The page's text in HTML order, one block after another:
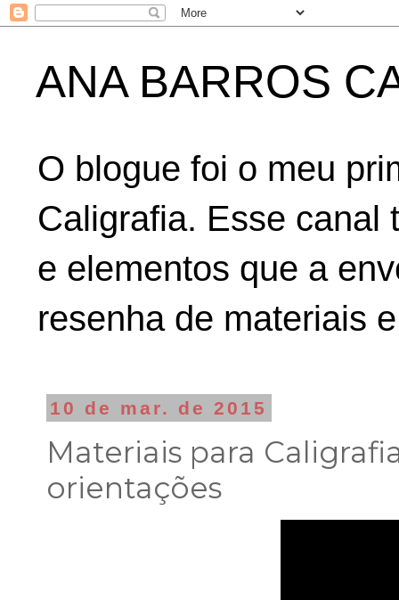
ANA BARROS
O blogue foi o meu
Caligrafia. Esse canal
e elementos que a
resenha de materiais
10 de mar. de 2015
Materiais para
orientações